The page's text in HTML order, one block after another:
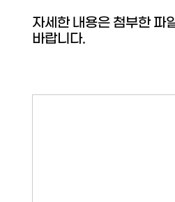
자세한 내용은 첨부한 파
바랍니다.